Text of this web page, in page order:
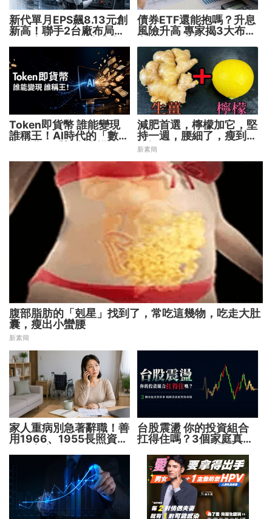
新代單月EPS飆8.13元創
新高！聯手2台廠布局機
債券ETF還能抱嗎？升息
風險升高 專家揭3大布局
Token即貨幣 誰能變現
誰稱王！AI時代的「數位
減肥首選，檸檬加它，堅
持一週，腰細了，瘦到你
懷疑人生
新素簡
腹部脂肪的「剋星」找到了，常吃這幾物，吃走大肚
囊，瘦出小蠻腰
新素簡
家人重病別急著辭職！善
用1966、1955長照資源
台股震盪 你的投資組合
扛得住嗎？3個家庭真實